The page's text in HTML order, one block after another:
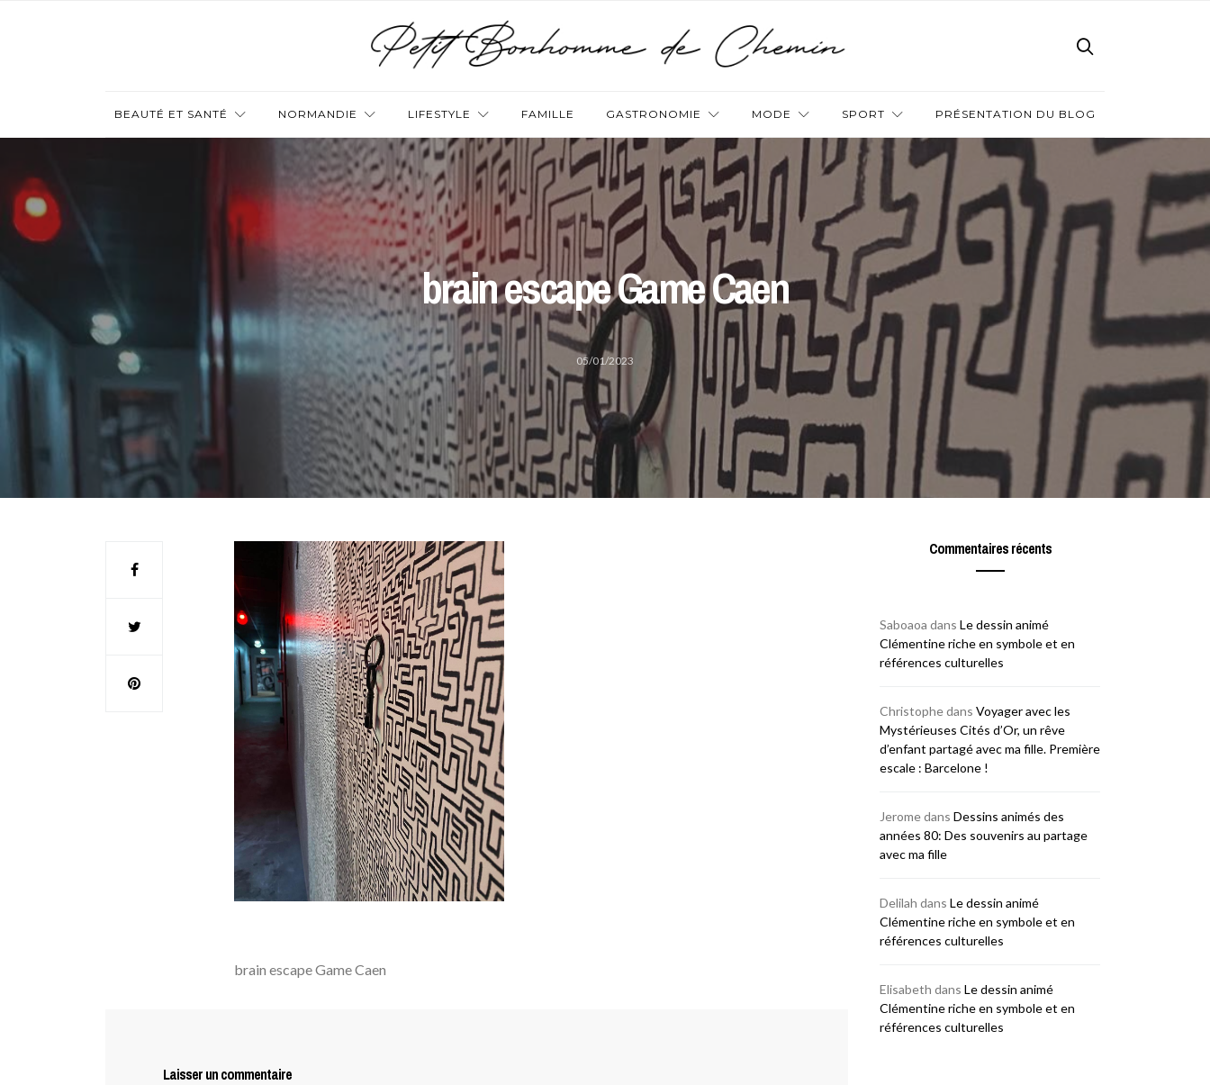
BEAUTÉ ET SANTÉ NORMANDIE LIFESTYLE FAMILLE GASTRONOMIE MODE SPORT PRÉSENTATION DU BLOG
brain escape Game Caen
05/01/2023
brain escape Game Caen
Laisser un commentaire
Commentaires récents
Saboaoa dans Le dessin animé
Clémentine riche en symbole et en
références culturelles
Christophedans Voyager avec les
Mystérieuses Cités d’Or, un rêve
d’enfant partagé avec ma fille. Première
escale : Barcelone !
Jeromedans Dessins animés des
années 80: Des souvenirs au partage
avec ma fille
Delilah dans Le dessin animé
Clémentine riche en symbole et en
références culturelles
Elisabeth dans Le dessin animé
Clémentine riche en symbole et en
références culturelles